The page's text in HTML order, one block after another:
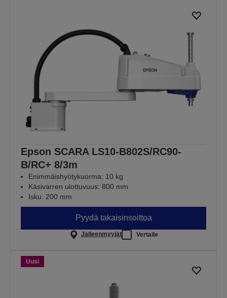
Epson SCARA LS10-B802S/RC90-
B/RC+ 8/3m
Enimmäishyötykuorma: 10 kg
Käsivarren ulottuvuus: 800 mm
Isku: 200 mm
Pyydä takaisinsoittoa
Jälleenmyyjät Vertaile
Uusi